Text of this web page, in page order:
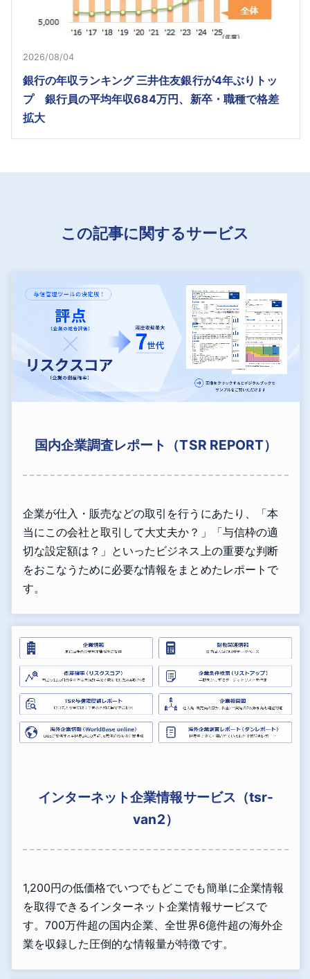
2026/08/04
銀行の年収ランキング 三井住友銀行が4年ぶりトッ
プ 銀行員の平均年収684万円、新卒・職種で格差
拡大
この記事に関するサービス
国内企業調査レポート（TSR REPORT）
企業が仕入・販売などの取引を行うにあたり、「本
当にこの会社と取引して大丈夫か？」「与信枠の適
切な設定額は？」といったビジネス上の重要な判断
をおこなうために必要な情報をまとめたレポートで
す。
インターネット企業情報サービス（tsr-
van2）
1,200円の低価格でいつでもどこでも簡単に企業情報
を取得できるインターネット企業情報サービスで
す。700万件超の国内企業、全世界6億件超の海外企
業を収録した圧倒的な情報量が特徴です。